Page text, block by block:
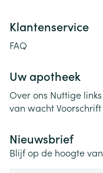
Klantenservice
FAQ
Uw apotheek
Over ons Nuttige links
van wachtVoorschrift
Nieuwsbrief
Blijf op de hoogte